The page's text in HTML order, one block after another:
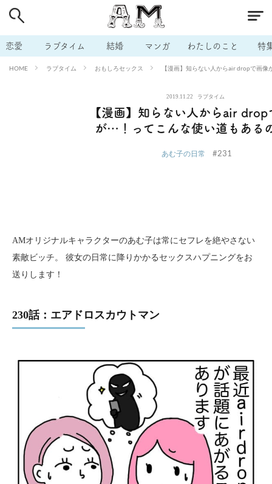
恋愛 ラブタイム 結婚 マンガ わたしのこと 特
HOME ラブタイム おもしろセックス 【漫画】知らない人からair dropで画
2019.11.22 ラブタイム
【漫画】知らない人からair drop
が…！ってこんな使い道もある
あむ子の日常 #231
AMオリジナルキャラクターのあむ子は常にセフレを絶やさない
素敵ビッチ。 彼女の日常に降りかかるセックスハプニングをお
送りします！
230話：エアドロスカウトマン
# 男の本音 # セフレ # 不倫
# 出会う方法 # マッチングアプリ # ラブグッズ # 体の相